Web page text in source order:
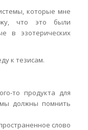
которые мне
что это были
в эзотерических
к тезисам.
то продукта для
должны помнить
слово